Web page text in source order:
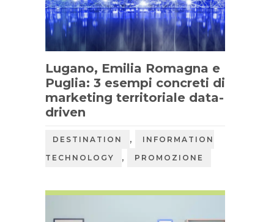
Lugano, Emilia Romagna e
Puglia: 3 esempi concreti di
marketing territoriale data-
driven
DESTINATION ,
INFORMATION
TECHNOLOGY
, PROMOZIONE